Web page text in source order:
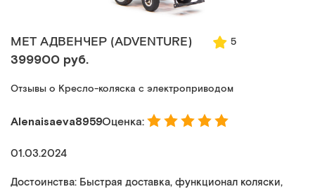
МЕТ АДВЕНЧЕР (ADVENTURE) 5
399900 руб.
Отзывы о Кресло-коляска с электроприводом
Alenaisaeva8959Оценка:
01.03.2024
Достоинства: Быстрая доставка, функционал коляски,